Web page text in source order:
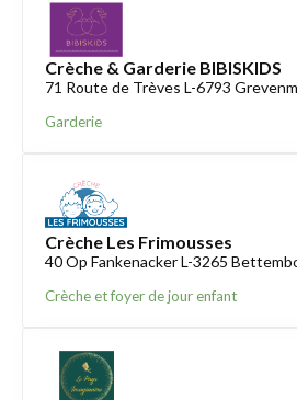
Crèche & Garderie BIBISKIDS
71 Route de Trèves L-6793
Garderie
Crèche Les Frimousses
40 Op Fankenacker L-3265
Crèche et foyer de jour enfant